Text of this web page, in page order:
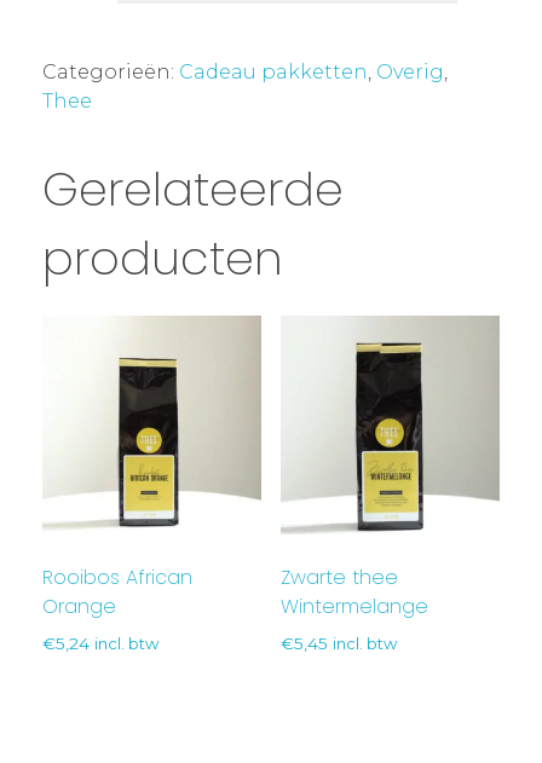
Categorieën: Cadeau pakketten Overig
Thee
Gerelateerde
producten
Rooibos African
Orange
€5,24 incl. btw
Zwarte thee
Wintermelange
€5,45 incl. btw